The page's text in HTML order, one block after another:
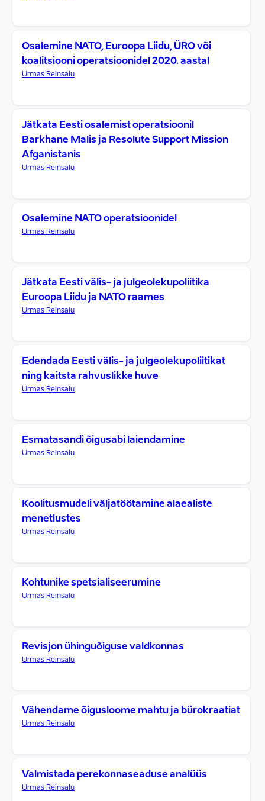
Osalemine NATO, Euroopa Liidu, ÜRO või
koalitsiooni operatsioonidel 2020. aastal
Urmas Reinsalu
Jätkata Eesti osalemist operatsioonil
Barkhane Malis ja Resolute Support Mission
Afganistanis
Urmas Reinsalu
Osalemine NATO operatsioonidel
Urmas Reinsalu
Jätkata Eesti välis- ja julgeolekupoliitika
Euroopa Liidu ja NATO raames
Urmas Reinsalu
Edendada Eesti välis- ja julgeolekupoliitikat
ning kaitsta rahvuslikke huve
Urmas Reinsalu
Esmatasandi õigusabi laiendamine
Urmas Reinsalu
Koolitusmudeli väljatöötamine alaealiste
menetlustes
Urmas Reinsalu
Kohtunike spetsialiseerumine
Urmas Reinsalu
Revisjon ühinguõiguse valdkonnas
Urmas Reinsalu
Vähendame õigusloome mahtu ja bürokraatiat
Urmas Reinsalu
Valmistada perekonnaseaduse analüüs
Urmas Reinsalu